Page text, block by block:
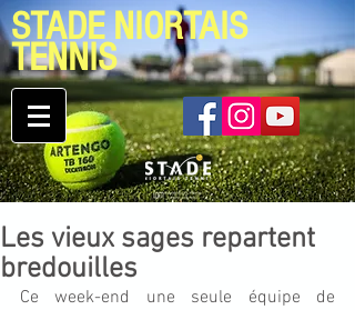
STADE NIORTAIS
TENNIS
Les vieux sages repartent
bredouilles
Ce week-end une seule équipe de